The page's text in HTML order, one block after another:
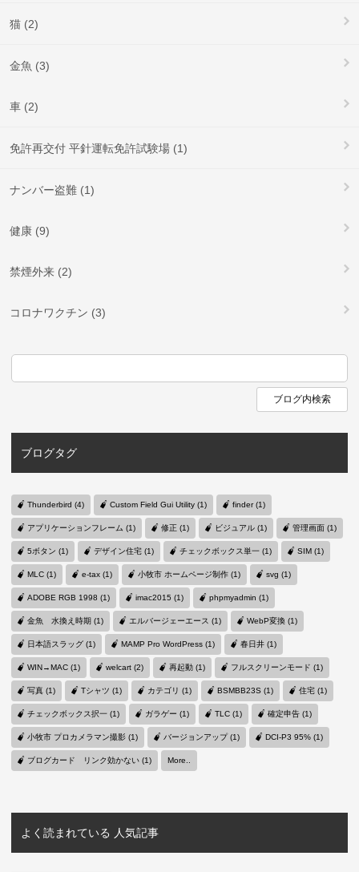
猫 (2)
金魚 (3)
車 (2)
免許再交付 平針運転免許試験場 (1)
ナンバー盗難 (1)
健康 (9)
禁煙外来 (2)
コロナワクチン (3)
ブログタグ
Thunderbird (4) Custom Field Gui Utility (1) finder (1)
アプリケーションフレーム (1) 修正 (1) ビジュアル (1) 管理画面 (1)
5ボタン (1) デザイン住宅 (1) チェックボックス単一 (1) SIM (1)
MLC (1) e-tax (1) 小牧市 ホームページ制作 (1) svg (1)
ADOBE RGB 1998 (1) imac2015 (1) phpmyadmin (1)
金魚 水換え時期 (1) エルバージェーエース (1) WebP変換 (1)
日本語スラッグ (1) MAMP Pro WordPress (1) 春日井 (1)
WIN→MAC (1) welcart (2) 再起動 (1) フルスクリーンモード (1)
写真 (1) Tシャツ (1) カテゴリ (1) BSMBB23S (1) 住宅 (1)
チェックボックス択一 (1) ガラゲー (1) TLC (1) 確定申告 (1)
小牧市 プロカメラマン撮影 (1) バージョンアップ (1) DCI-P3 95% (1)
ブログカード リンク効かない (1) More..
よく読まれている 人気記事